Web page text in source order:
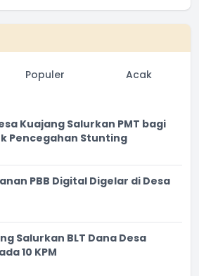
Populer Acak
Kuajang Salurkan PMT bagi
Pencegahan Stunting
PBB Digital Digelar di Desa
Salurkan BLT Dana Desa
10 KPM